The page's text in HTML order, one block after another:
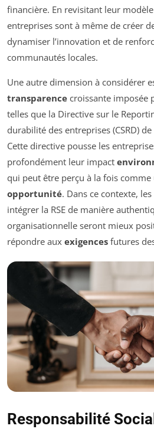
financière. En revisitant leur modèle
entreprises sont à même de créer
dynamiser l’innovation et de
communautés locales.
Une autre dimension à considérer
transparence croissante imposée
telles que la Directive sur le
durabilité des entreprises (CSRD)
Cette directive pousse les
profondément leur impact
qui peut être perçu à la fois
opportunité. Dans ce contexte,
intégrer la RSE de manière
organisationnelle seront mieux
répondre aux exigences futures
Responsabilité